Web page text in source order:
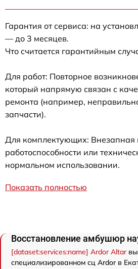
Гарантия от сервиса: на
— до 3 месяцев.
Что считается гарантийным
Для работ: Повторное
который напрямую связан с
ремонта (например,
запчасти).
Для комплектующих: Внезапная
работоспособности или
нормальном использовании.
Показать полностью
Восстановление амбушюр
[dataset:services:name] Ardor Аltar
специализированном сц Ardor в